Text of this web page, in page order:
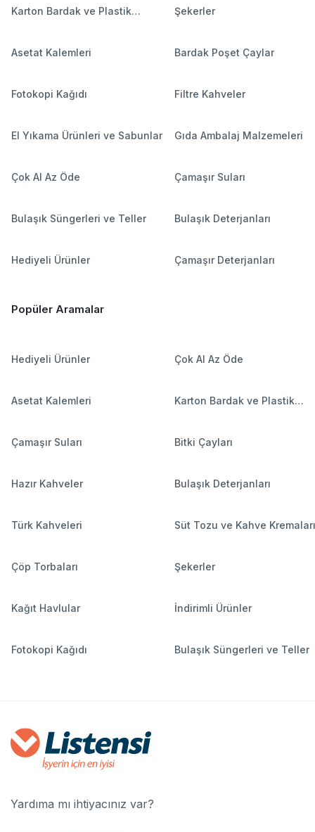
Karton Bardak ve Plastik
Şekerler
Asetat Kalemleri Bardak Poşet Çaylar
Fotokopi Kağıdı Filtre Kahveler
El Yıkama Ürünleri ve Sabunlar Gıda Ambalaj Malzemeleri
Çok Al Az Öde Çamaşır Suları
Bulaşık Süngerleri ve Teller Bulaşık Deterjanları
Hediyeli Ürünler Çamaşır Deterjanları
Popüler Aramalar
Hediyeli Ürünler Çok Al Az Öde
Asetat Kalemleri
Karton Bardak ve Plastik
Çamaşır Suları Bitki Çayları
Hazır Kahveler Bulaşık Deterjanları
Türk Kahveleri Süt Tozu ve Kahve Kremaları
Çöp Torbaları Şekerler
Kağıt Havlular İndirimli Ürünler
Fotokopi Kağıdı Bulaşık Süngerleri ve Teller
Yardıma mı ihtiyacınız var?